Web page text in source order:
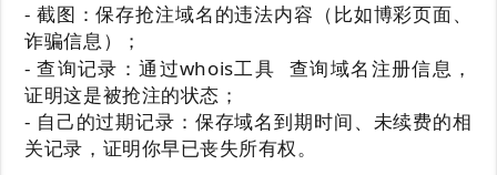
- 截图：保存抢注域名的违法内容（比如博彩页面、
诈骗信息）；
- 查询记录：通过whois工具
查询域名注册信息，
证明这是被抢注的状态；
- 自己的过期记录：保存域名到期时间、未续费的相
关记录，证明你早已丧失所有权。